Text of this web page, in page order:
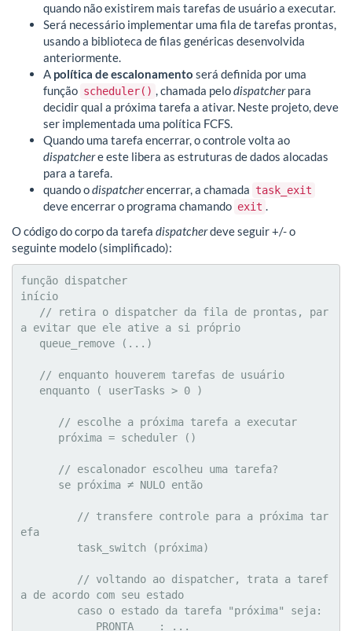
quando não existirem mais tarefas de usuário a executar.
Será necessário implementar uma fila de tarefas prontas,
usando a biblioteca de filas genéricas desenvolvida
anteriormente.
A política de escalonamento será definida por uma
função scheduler() , chamada pelodispatcherpara
decidir qual a próxima tarefa a ativar. Neste projeto, deve
ser implementada uma política FCFS.
Quando uma tarefa encerrar, o controle volta ao
dispatchere este libera as estruturas de dados alocadas
para a tarefa.
quando odispatcherencerrar, a chamada task_exit
deve encerrar o programa chamando exit .
O código do corpo da tarefa dispatcherdeve seguir +/- o
seguinte modelo (simplificado):
função dispatcher
início
a evitar que ele ative a si próprio
efa
a de acordo com seu estado